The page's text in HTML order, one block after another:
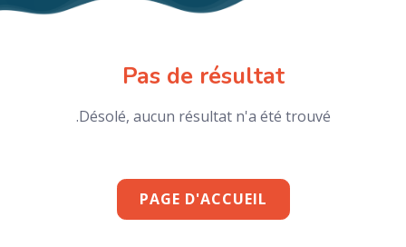
Pas de résultat
Désolé, aucun résultat n'a été trouvé.
PAGE D'ACCUEIL